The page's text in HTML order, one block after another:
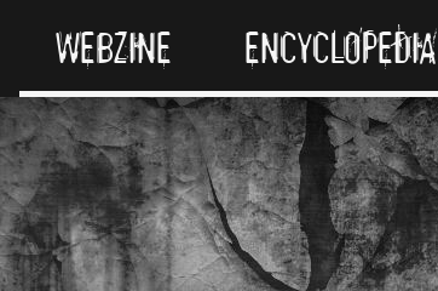
WEBZINE ENCYCLOPEDIA